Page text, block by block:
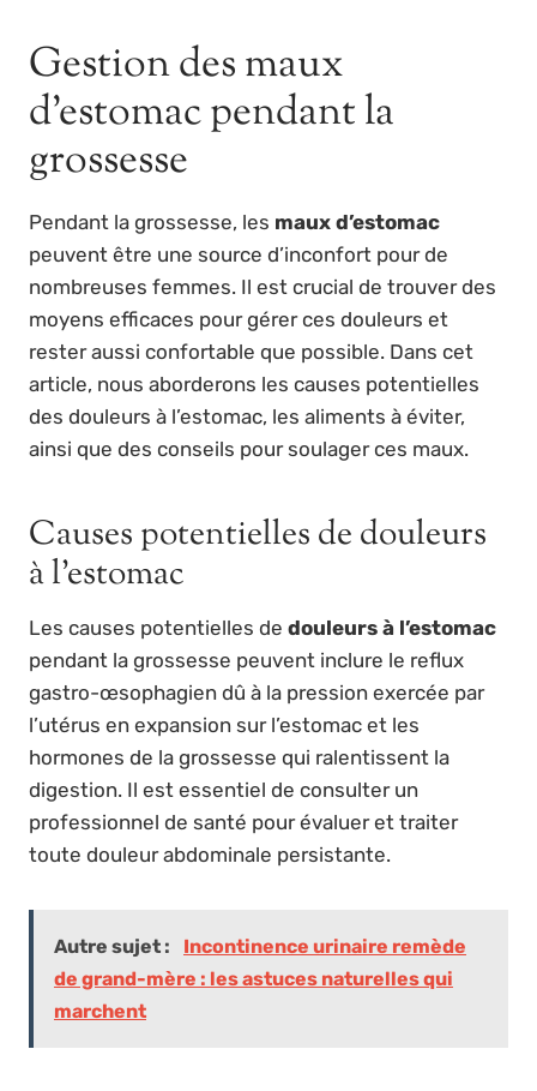
Gestion des maux
d’estomac pendant la
grossesse
Pendant la grossesse, les maux d’estomac
peuvent être une source d’inconfort pour de
nombreuses femmes. Il est crucial de trouver des
moyens efficaces pour gérer ces douleurs et
rester aussi confortable que possible. Dans cet
article, nous aborderons les causes potentielles
des douleurs à l’estomac, les aliments à éviter,
ainsi que des conseils pour soulager ces maux.
Causes potentielles de douleurs
à l’estomac
Les causes potentielles de douleurs à l’estomac
pendant la grossesse peuvent inclure le reflux
gastro-œsophagien dû à la pression exercée par
l’utérus en expansion sur l’estomac et les
hormones de la grossesse qui ralentissent la
digestion. Il est essentiel de consulter un
professionnel de santé pour évaluer et traiter
toute douleur abdominale persistante.
Autre sujet :
Incontinence urinaire remède
de grand-mère : les astuces naturelles qui
marchent